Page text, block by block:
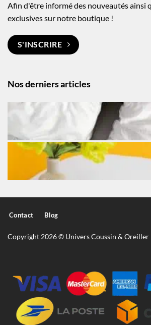
Nos derniers articles
Afin d'être informé des nouveautés ainsi
exclusives sur notre boutique !
S'INSCRIRE
Contact Blog
Copyright 2026 © Univers Coussin & Oreiller